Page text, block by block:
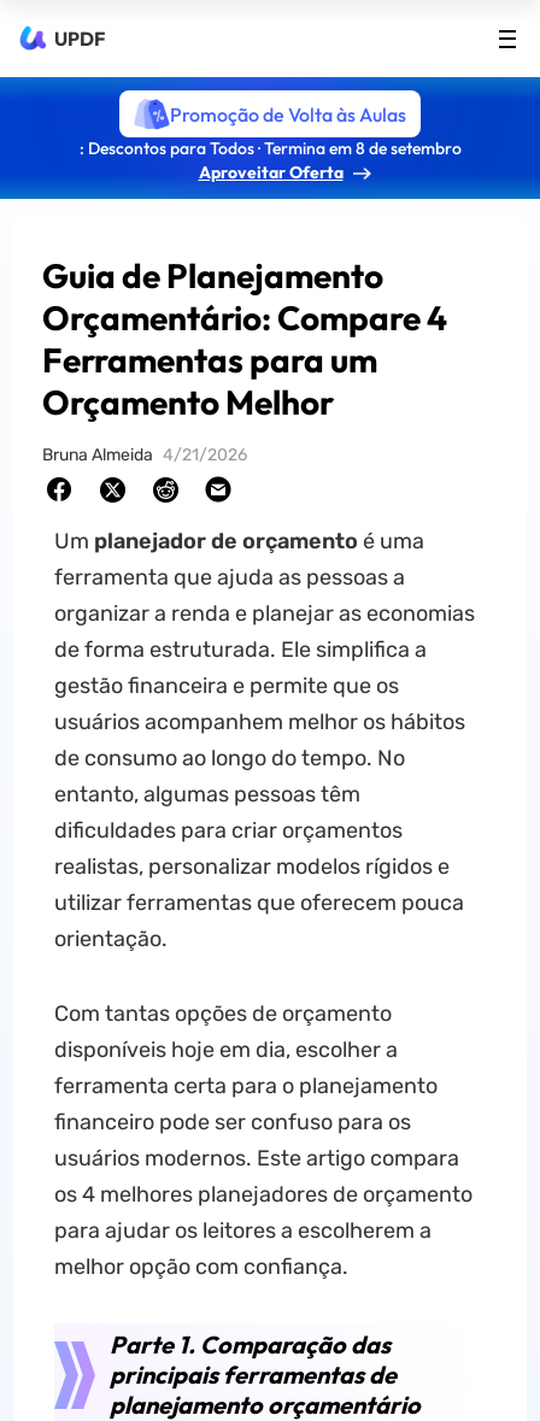
UPDF
Promoção de Volta às Aulas
: Descontos para Todos · Termina em 8 de setembro
Aproveitar Oferta
Guia de Planejamento
Orçamentário: Compare 4
Ferramentas para um
Orçamento Melhor
Bruna Almeida 4/21/2026
Um planejador de orçamento é uma
ferramenta que ajuda as pessoas a
organizar a renda e planejar as economias
de forma estruturada. Ele simplifica a
gestão financeira e permite que os
usuários acompanhem melhor os hábitos
de consumo ao longo do tempo. No
entanto, algumas pessoas têm
dificuldades para criar orçamentos
realistas, personalizar modelos rígidos e
utilizar ferramentas que oferecem pouca
orientação.
Com tantas opções de orçamento
disponíveis hoje em dia, escolher a
ferramenta certa para o planejamento
financeiro pode ser confuso para os
usuários modernos. Este artigo compara
os 4 melhores planejadores de orçamento
para ajudar os leitores a escolherem a
melhor opção com confiança.
Parte 1. Comparação das
principais ferramentas de
planejamento orçamentário